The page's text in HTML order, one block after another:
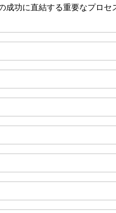
功に直結する重要なプロ